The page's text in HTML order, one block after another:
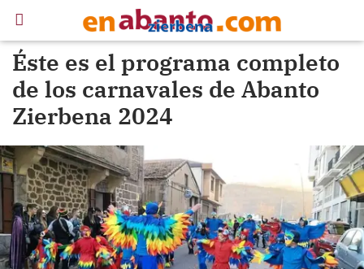
Éste es el programa completo
de los carnavales de Abanto
Zierbena 2024